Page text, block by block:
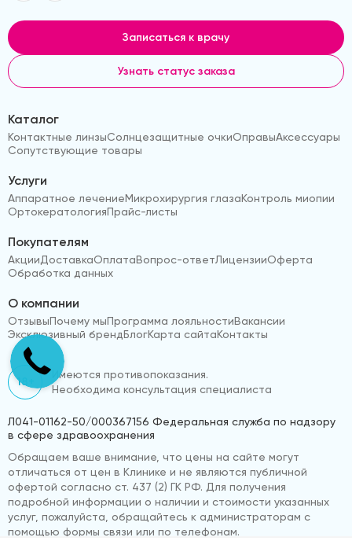
Записаться к врачу
Узнать статус заказа
Каталог
Контактные линзыСолнцезащитные очкиОправыАксессуары
Сопутствующие товары
Услуги
Аппаратное лечениеМикрохирургия глазаКонтроль миопии
ОртокератологияПрайс-листы
Покупателям
АкцииДоставкаОплатаВопрос-ответЛицензииОферта
Обработка данных
О компании
ОтзывыПочему мыПрограмма лояльностиВакансии
Эксклюзивный брендБлогКарта сайтаКонтакты
18+
Имеются противопоказания.
Необходима консультация специалиста
Л041-01162-50/000367156 Федеральная служба по надзору
в сфере здравоохранения
Обращаем ваше внимание, что цены на сайте могут
отличаться от цен в Клинике и не являются публичной
офертой согласно ст. 437 (2) ГК РФ. Для получения
подробной информации о наличии и стоимости указанных
услуг, пожалуйста, обращайтесь к администраторам с
помощью формы связи или по телефонам.